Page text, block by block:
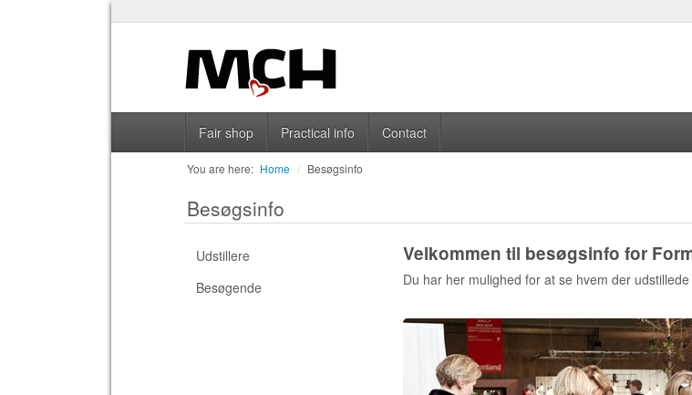
Fair shop Practical info Contact
You are here: Home / Besøgsinfo
Besøgsinfo
Udstillere
Besøgende
Velkommen til besøgsinfo for
Du har her mulighed for at se hvem der